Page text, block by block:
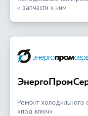
и запчасти к ним
Ремонт холодильного
«под ключ»